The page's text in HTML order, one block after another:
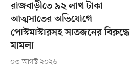
রাজবাড়ীতে ৯২ লাখ টাকা
আত্মসাতের অভিযোগে
পোস্টমাস্টারসহ সাতজনের বিরুদ্ধে
মামলা
০৩ আগস্ট ২০২৬